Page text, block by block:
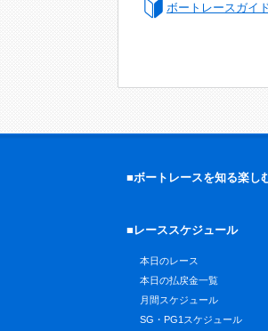
ボートレースガイ
■ボートレースを知る楽し
■レーススケジュール
本日のレース
本日の払戻金一覧
月間スケジュール
SG・PG1スケジュール